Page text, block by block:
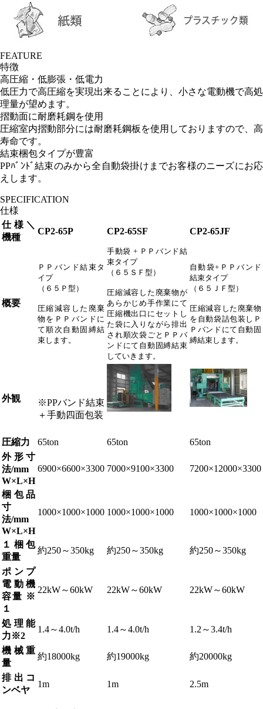
FEATURE
特徴
高圧縮・低膨張・低電力
低圧力で高圧縮を実現出来ることにより、小さな電動機で高処
理量が望めます。
摺動面に耐磨耗鋼を使用
圧縮室内摺動部分には耐磨耗鋼板を使用しておりますので、高
寿命です。
結束梱包タイプが豊富
PPﾊﾞﾝﾄﾞ結束のみから全自動袋掛けまでお客様のニーズにお応
えします。
SPECIFICATION
仕様
仕様＼
機種
CP2-65P CP2-65SF CP2-65JF
概要
ＰＰバンド結束タ
イプ
（６５Ｐ型）
圧縮減容した廃棄
物をＰＰバンドに
て順次自動固縛結
束します。
手動袋 + ＰＰバンド結
束タイプ
（６５ＳＦ型）
圧縮減容した廃棄物が
あらかじめ手作業にて
圧縮機出口にセットし
た袋に入りながら排出
され順次袋ごとＰＰバ
ンドにて自動固縛結束
していきます。
自動袋+ＰＰバンド
結束タイプ
（６５ＪＦ型）
圧縮減容した廃棄物
を自動袋詰包装しＰ
Ｐバンドにて自動固
縛結束します。
外観
※PPバンド結束
＋手動四面包装
圧縮力 65ton 65ton
65ton
外形寸
法/mm
W×L×H
6900×6600×3300 7000×9100×3300 7200×12000×3300
梱包品
寸
法/mm
W×L×H
1000×1000×1000 1000×1000×1000 1000×1000×1000
１梱包
重量
約250～350kg 約250～350kg 約250～350kg
ポンプ
電動機
容量 ※
１
22kW～60kW 22kW～60kW 22kW～60kW
処理能
力※2
1.4～4.0t/h 1.4～4.0t/h 1.2～3.4t/h
機械重
量
約18000kg 約19000kg 約20000kg
排出コ
ンベヤ
1m 1m 2.5m